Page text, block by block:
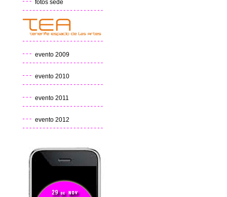
fotos sede
evento 2009
evento 2010
evento 2011
evento 2012